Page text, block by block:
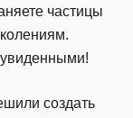
частицы
создать